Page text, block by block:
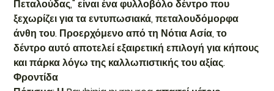
Πεταλούδας," είναι ένα φυλλοβόλο δέντρο που
ξεχωρίζει για τα εντυπωσιακά, πεταλουδόμορφα
άνθη του. Προερχόμενο από τη Νότια Ασία, το
δέντρο αυτό αποτελεί εξαιρετική επιλογή για κήπους
και πάρκα λόγω της καλλωπιστικής του αξίας.
Φροντίδα